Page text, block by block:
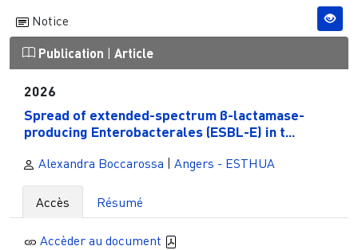
Notice
Publication | Article
2026
Spread of extended-spectrum β-lactamase-
producing Enterobacterales (ESBL-E) in t...
Alexandra Boccarossa | Angers - ESTHUA
Accès Résumé
Accèder au document